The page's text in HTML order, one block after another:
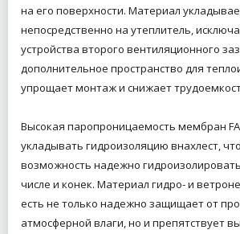
на его поверхности. Материал
непосредственно на утеплитель,
устройства второго вентиляционного
дополнительное пространство для
упрощает монтаж и снижает
Высокая паропроницаемость мембран
укладывать гидроизоляцию внахлест,
возможность надежно
числе и конек. Материал гидро- и
есть не только надежно защищает от
атмосферной влаги, но и препятствует